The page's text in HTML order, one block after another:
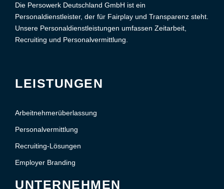
Die Persowerk Deutschland GmbH ist ein
Personaldienstleister, der für Fairplay und Transparenz steht.
Unsere Personaldienstleistungen umfassen Zeitarbeit,
Recruiting und Personalvermittlung.
LEISTUNGEN
Arbeitnehmerüberlassung
Personalvermittlung
Recruiting-Lösungen
Employer Branding
UNTERNEHMEN